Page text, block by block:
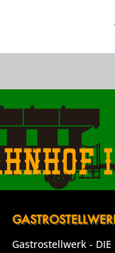
Gastrostellwerk -